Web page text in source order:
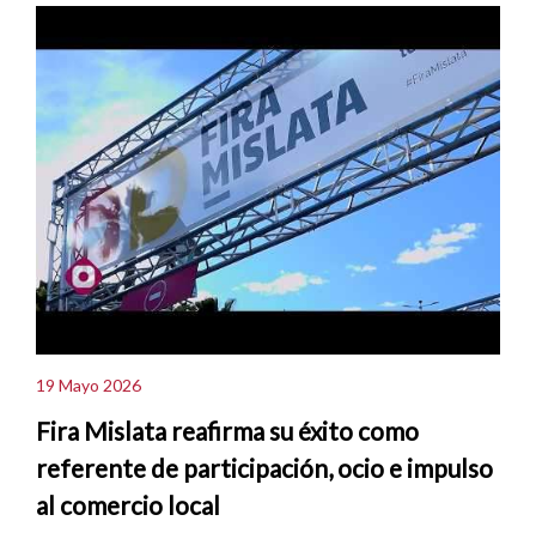
19 Mayo 2026
Fira Mislata reafirma su éxito como
referente de participación, ocio e impulso
al comercio local